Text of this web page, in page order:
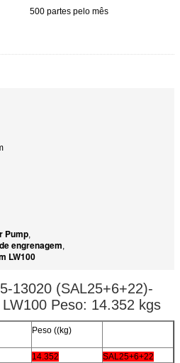
500 partes pelo mês
Pump,
engrenagem,
LW100
13020 (SAL25+6+22)-
Peso: 14.352 kgs
Peso ((kg)
14.352
SAL25+6+22